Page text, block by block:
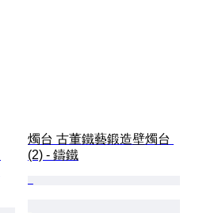
燭台 古董鐵藝鍛造壁燭台
(2) - 鑄鐵